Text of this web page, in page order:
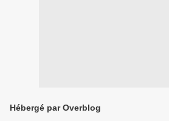
Hébergé par Overblog